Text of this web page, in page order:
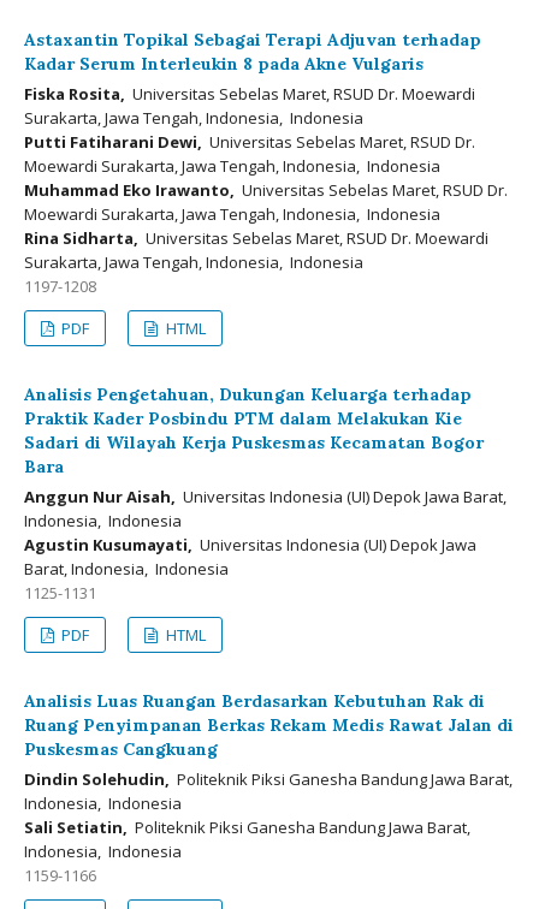
Astaxantin Topikal Sebagai Terapi Adjuvan terhadap
Kadar Serum Interleukin 8 pada Akne Vulgaris
Fiska Rosita, Universitas Sebelas Maret, RSUD Dr. Moewardi
Surakarta, Jawa Tengah, Indonesia, Indonesia
Putti Fatiharani Dewi, Universitas Sebelas Maret, RSUD Dr.
Moewardi Surakarta, Jawa Tengah, Indonesia, Indonesia
Muhammad Eko Irawanto, Universitas Sebelas Maret, RSUD Dr.
Moewardi Surakarta, Jawa Tengah, Indonesia, Indonesia
Rina Sidharta, Universitas Sebelas Maret, RSUD Dr. Moewardi
Surakarta, Jawa Tengah, Indonesia, Indonesia
1197-1208
PDF
HTML
Analisis Pengetahuan, Dukungan Keluarga terhadap
Praktik Kader Posbindu PTM dalam Melakukan Kie
Sadari di Wilayah Kerja Puskesmas Kecamatan Bogor
Bara
Anggun Nur Aisah, Universitas Indonesia (UI) Depok Jawa Barat,
Indonesia, Indonesia
Agustin Kusumayati, Universitas Indonesia (UI) Depok Jawa
Barat, Indonesia, Indonesia
1125-1131
PDF
HTML
Analisis Luas Ruangan Berdasarkan Kebutuhan Rak di
Ruang Penyimpanan Berkas Rekam Medis Rawat Jalan di
Puskesmas Cangkuang
Dindin Solehudin, Politeknik Piksi Ganesha Bandung Jawa Barat,
Indonesia, Indonesia
Sali Setiatin, Politeknik Piksi Ganesha Bandung Jawa Barat,
Indonesia, Indonesia
1159-1166